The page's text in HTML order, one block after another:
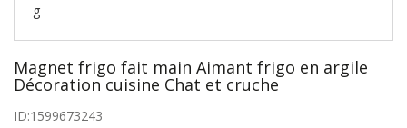
g
Magnet frigo fait main Aimant frigo en argile
Décoration cuisine Chat et cruche
ID:1599673243